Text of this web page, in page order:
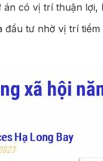
có vị trí thuận
tư nhờ vị trí tiềm